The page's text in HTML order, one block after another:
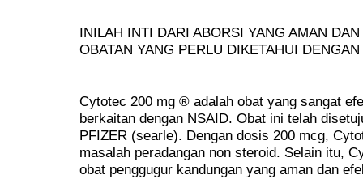
INILAH INTI DARI ABORSI YANG AMAN
OBATAN YANG PERLU DIKETAHUI
Cytotec 200 mg ® adalah obat yang sangat
berkaitan dengan NSAID. Obat ini telah
PFIZER (searle). Dengan dosis 200 mcg,
masalah peradangan non steroid. Selain itu,
obat penggugur kandungan yang aman dan